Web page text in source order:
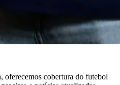
oferecemos cobertura do futebol